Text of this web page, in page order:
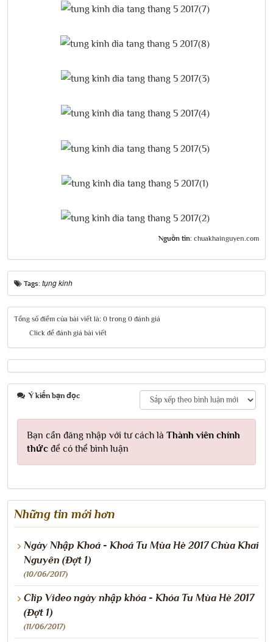
Nguồn tin: chuakhainguyen.com
Tags: tụng kinh
Tổng số điểm của bài viết là: 0 trong 0 đánh giá
Click để đánh giá bài viết
Ý kiến bạn đọc
Bạn cần đăng nhập với tư cách là Thành viên chính
thức để có thể bình luận
Những tin mới hơn
Ngày Nhập Khoá - Khoá Tu Mùa Hè 2017 Chùa Khai
Nguyên (Đợt 1)
(10/06/2017)
Clip Video ngày nhập khóa - Khóa Tu Mùa Hè 2017
(Đợt 1)
(11/06/2017)